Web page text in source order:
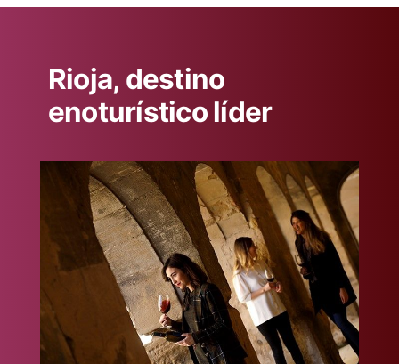
Rioja, destino
enoturístico líder